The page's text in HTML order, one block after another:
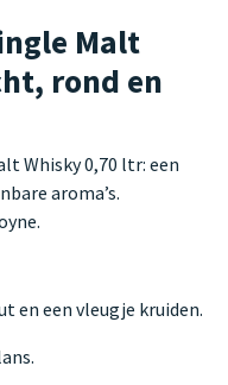
Malt
rond en
Whisky 0,70 ltr: een
aroma’s.
en een vleugje kruiden.